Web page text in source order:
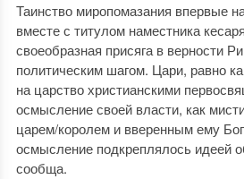
Таинство миропомазания впервые
вместе с титулом наместника
своеобразная присяга в верности
политическим шагом. Цари, равно
на царство христианскими
осмысление своей власти, как
царем/королем и вверенным ему
осмысление подкреплялось идеей
сообща.